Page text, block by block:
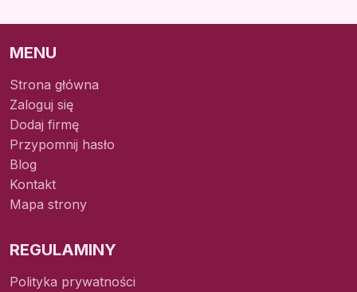
MENU
Strona główna
Zaloguj się
Dodaj firmę
Przypomnij hasło
Blog
Kontakt
Mapa strony
REGULAMINY
Polityka prywatności